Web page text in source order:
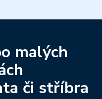
malých
či stříbra